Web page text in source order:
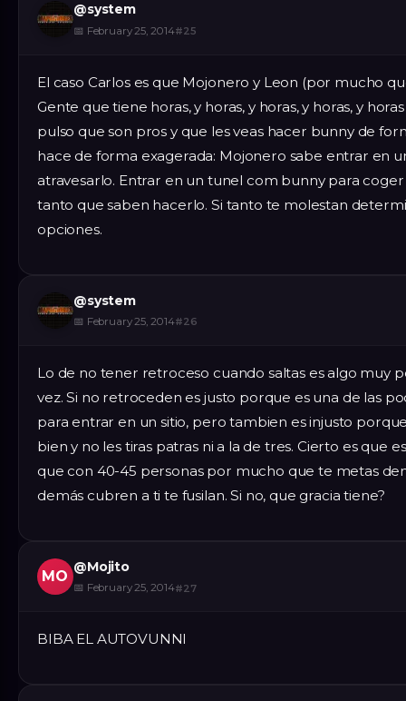
@system
📅 February 25, 2014#25
El caso Carlos es que Mojonero y Leon (por mucho
Gente que tiene horas, y horas, y horas, y horas, y
pulso que son pros y que les veas hacer bunny de
hace de forma exagerada: Mojonero sabe entrar en
atravesarlo. Entrar en un tunel com bunny para
tanto que saben hacerlo. Si tanto te molestan
opciones.
@system
📅 February 25, 2014#26
Lo de no tener retroceso cuando saltas es algo muy
vez. Si no retroceden es justo porque es una de las
para entrar en un sitio, pero tambien es injusto
bien y no les tiras patras ni a la de tres. Cierto es que
que con 40-45 personas por mucho que te metas
demás cubren a ti te fusilan. Si no, que gracia tiene?
MO
@Mojito
📅 February 25, 2014#27
BIBA EL AUTOVUNNI